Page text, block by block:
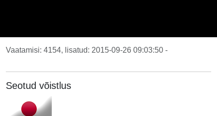
Vaatamisi: 4154, lisatud: 2015-09-26 09:03:50 -
Seotud võistlus